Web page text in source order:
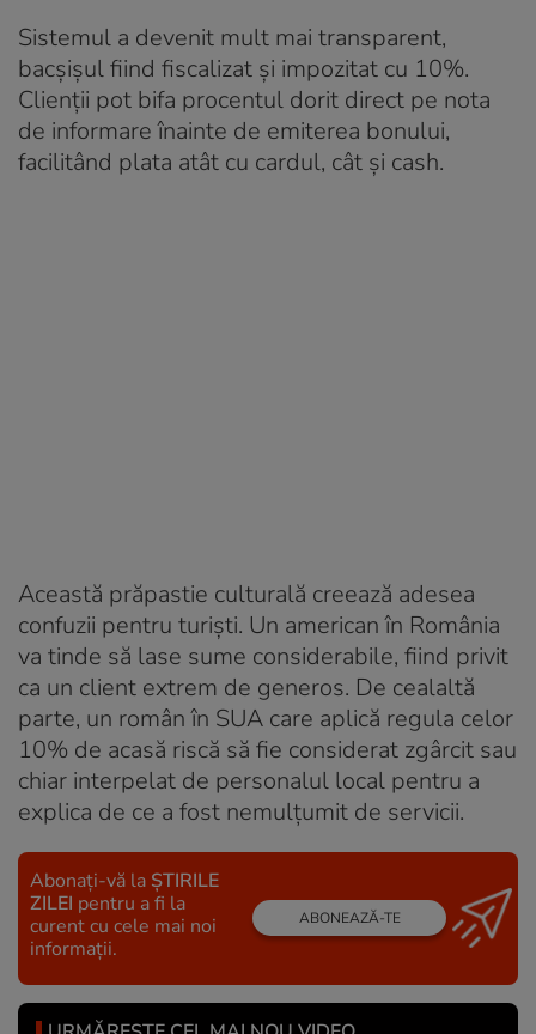
Sistemul a devenit mult mai transparent,
bacșișul fiind fiscalizat și impozitat cu 10%.
Clienții pot bifa procentul dorit direct pe nota
de informare înainte de emiterea bonului,
facilitând plata atât cu cardul, cât și cash.
Această prăpastie culturală creează adesea
confuzii pentru turiști. Un american în România
va tinde să lase sume considerabile, fiind privit
ca un client extrem de generos. De cealaltă
parte, un român în SUA care aplică regula celor
10% de acasă riscă să fie considerat zgârcit sau
chiar interpelat de personalul local pentru a
explica de ce a fost nemulțumit de servicii.
Abonați-vă la ȘTIRILE
ZILEI pentru a fi la
curent cu cele mai noi
informații.
ABONEAZĂ-TE